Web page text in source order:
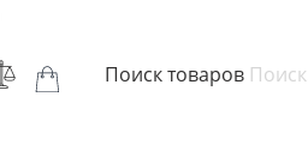
Поиск товаров